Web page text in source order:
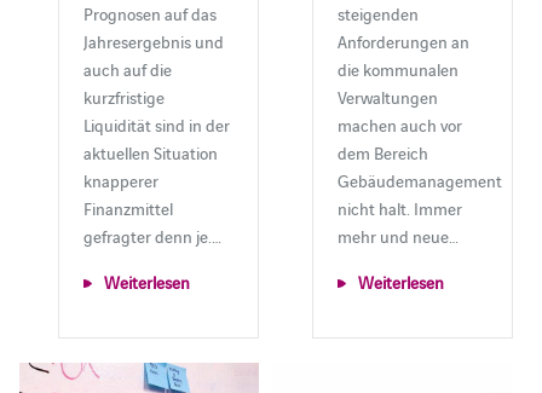
Prognosen auf das
Jahresergebnis und
auch auf die
kurzfristige
Liquidität sind in der
aktuellen Situation
knapperer
Finanzmittel
gefragter denn je.…
Weiterlesen
steigenden
Anforderungen an
die kommunalen
Verwaltungen
machen auch vor
dem Bereich
Gebäudemanagement
nicht halt. Immer
mehr und neue…
Weiterlesen